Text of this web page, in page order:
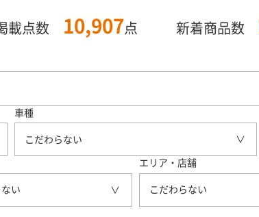
載点数 10,907点 新着商品数
車種
こだわらない
い
エリア・店舗
こだわらない